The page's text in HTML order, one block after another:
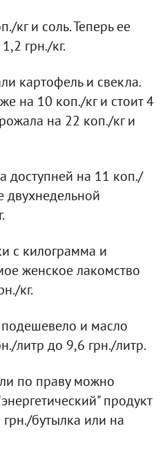
кг и соль. Теперь ее
грн./кг.
картофель и свекла.
на 10 коп./кг и стоит 4
на 22 коп./кг и
доступней на 11 коп./
двухнедельной
с килограмма и
женское лакомство
кг.
и масло
литр до 9,6 грн./литр.
по праву можно
продукт
грн./бутылка или на